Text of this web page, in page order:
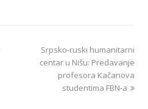
Srpsko-ruski humanitarni
centar u Nišu: Predavanje
profesora Kačanova
studentima FBN-a